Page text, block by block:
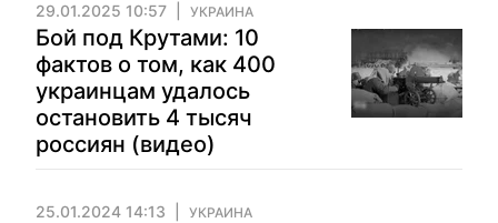
29.01.2025 10:57 УКРАИНА
Бой под Крутами: 10
фактов о том, как 400
украинцам удалось
остановить 4 тысяч
россиян (видео)
25.01.2024 14:13 УКРАИНА